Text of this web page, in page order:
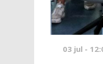
03 jul -